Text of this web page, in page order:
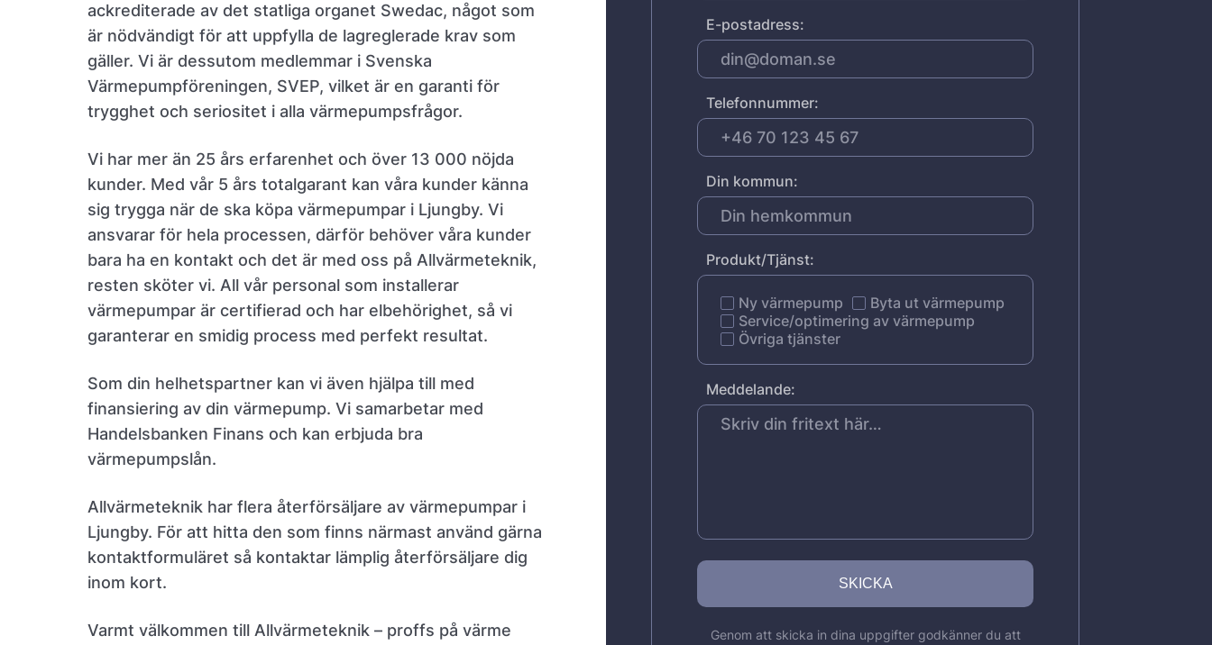
ackrediterade av det statliga organet Swedac, något som
är nödvändigt för att uppfylla de lagreglerade krav som
gäller. Vi är dessutom medlemmar i Svenska
Värmepumpföreningen, SVEP, vilket är en garanti för
trygghet och seriositet i alla värmepumpsfrågor.
Vi har mer än 25 års erfarenhet och över 13 000 nöjda
kunder. Med vår 5 års totalgarant kan våra kunder känna
sig trygga när de ska köpa värmepumpar i Ljungby. Vi
ansvarar för hela processen, därför behöver våra kunder
bara ha en kontakt och det är med oss på Allvärmeteknik,
resten sköter vi. All vår personal som installerar
värmepumpar är certifierad och har elbehörighet, så vi
garanterar en smidig process med perfekt resultat.
Som din helhetspartner kan vi även hjälpa till med
finansiering av din värmepump. Vi samarbetar med
Handelsbanken Finans och kan erbjuda bra
värmepumpslån.
Allvärmeteknik har flera återförsäljare av värmepumpar i
Ljungby. För att hitta den som finns närmast använd gärna
kontaktformuläret så kontaktar lämplig återförsäljare dig
inom kort.
Varmt välkommen till Allvärmeteknik – proffs på värme
E-postadress:
Telefonnummer:
Din kommun:
Produkt/Tjänst:
Ny värmepump
Byta ut värmepump
Service/optimering av värmepump
Övriga tjänster
Meddelande:
Genom att skicka in dina uppgifter godkänner du att